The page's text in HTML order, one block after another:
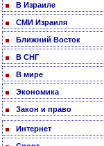
В Израиле
СМИ Израиля
Ближний Восток
В СНГ
В мире
Экономика
Закон и право
Интернет